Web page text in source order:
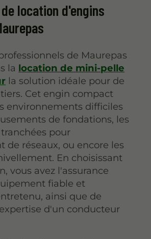
location d'engins
de Maurepas
la location de mini-pelle
la solution idéale pour de
Cet engin compact
environnements difficiles
de fondations, les
pour
de réseaux, ou encore les
En choisissant
vous avez l'assurance
fiable et
ainsi que de
d'un conducteur